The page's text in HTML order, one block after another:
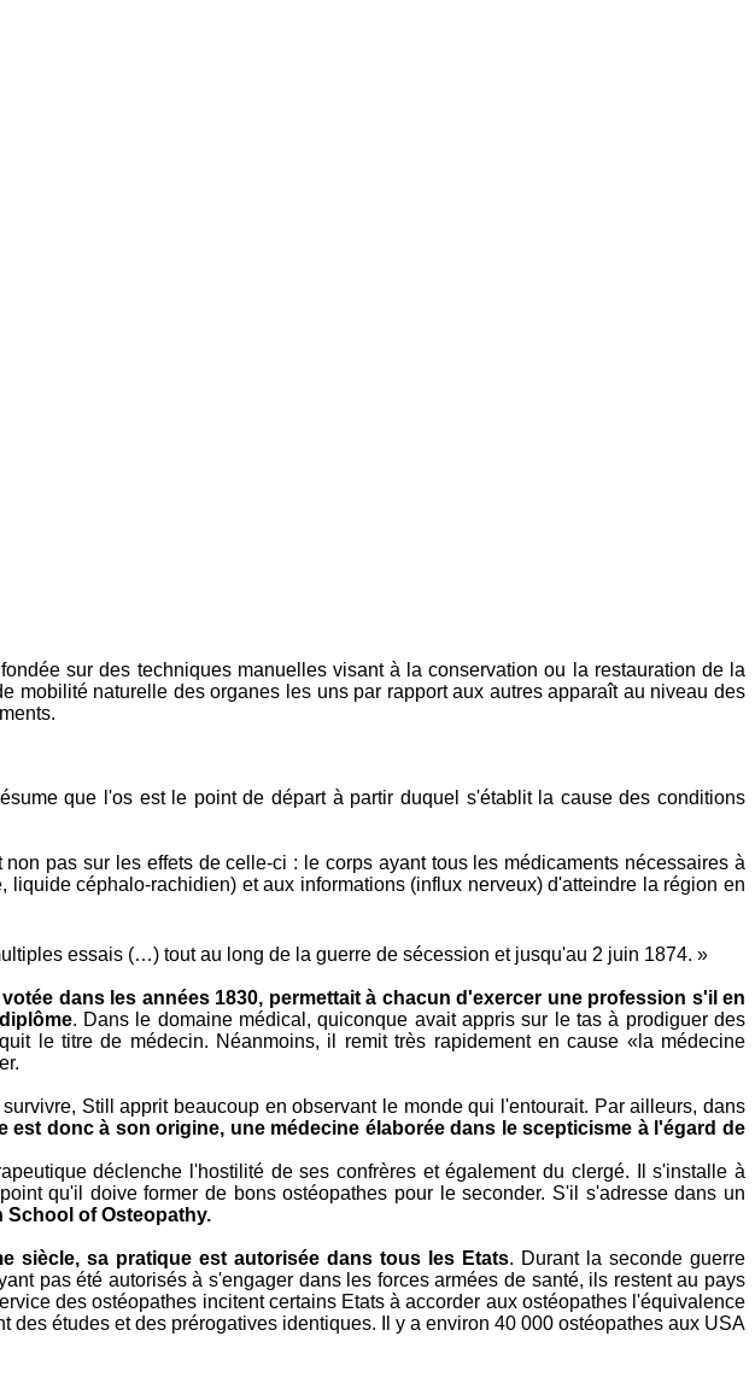
sur des techniques manuelles visant à la conservation ou la restauration de la
naturelle des organes les uns par rapport aux autres apparaît au niveau des
que l'os est le point de départ à partir duquel s'établit la cause des conditions
pas sur les effets de celle-ci : le corps ayant tous les médicaments nécessaires à
céphalo-rachidien) et aux informations (influx nerveux) d'atteindre la région en
essais (…) tout au long de la guerre de sécession et jusqu'au 2 juin 1874. »
dans les années 1830, permettait à chacun d'exercer une profession s'il en
. Dans le domaine médical, quiconque avait appris sur le tas à prodiguer des
le titre de médecin. Néanmoins, il remit très rapidement en cause «la médecine
Still apprit beaucoup en observant le monde qui l'entourait. Par ailleurs, dans
est donc à son origine, une médecine élaborée dans le scepticisme à l'égard de
déclenche l'hostilité de ses confrères et également du clergé. Il s'installe à
qu'il doive former de bons ostéopathes pour le seconder. S'il s'adresse dans un
School of Osteopathy.
siècle, sa pratique est autorisée dans tous les Etats. Durant la seconde guerre
pas été autorisés à s'engager dans les forces armées de santé, ils restent au pays
des ostéopathes incitent certains Etats à accorder aux ostéopathes l'équivalence
des études et des prérogatives identiques. Il y a environ 40 000 ostéopathes aux USA